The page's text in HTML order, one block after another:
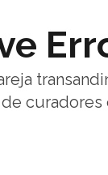
curadores